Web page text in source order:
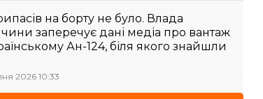
на борту не було. Влада
заперечує дані медіа про вантаж
Ан-124, біля якого знайшли
2026 10:33